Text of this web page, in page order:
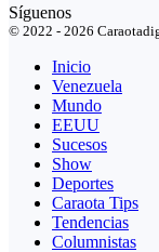
Síguenos
© 2022 - 2026
Inicio
Venezuela
Mundo
EEUU
Sucesos
Show
Deportes
Caraota Tips
Tendencias
Columnistas